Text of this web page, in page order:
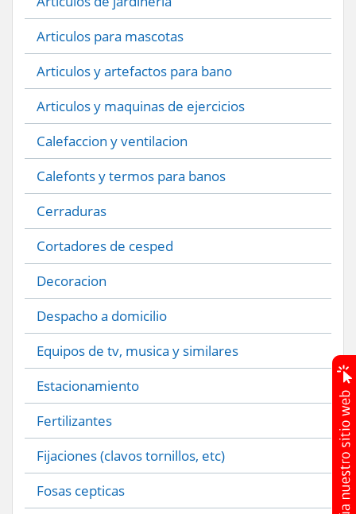
Articulos para mascotas
Articulos y artefactos para bano
Articulos y maquinas de ejercicios
Calefaccion y ventilacion
Calefonts y termos para banos
Cerraduras
Cortadores de cesped
Decoracion
Despacho a domicilio
Equipos de tv, musica y similares
Estacionamiento
Fertilizantes
Fijaciones (clavos tornillos, etc)
Fosas cepticas